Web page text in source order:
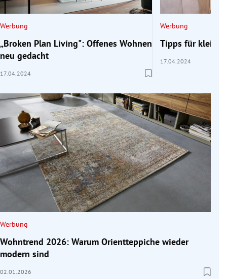
Werbung
„Broken Plan Living": Offenes Wohnen
neu gedacht
17.04.2024
Werbung
Tipps für kleine
17.04.2024
Werbung
Wohntrend 2026: Warum Orientteppiche wieder
modern sind
02.01.2026